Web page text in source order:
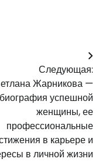
Следующая:
Жарникова —
биография успешной
женщины, ее
профессиональные
в карьере и
в личной жизни